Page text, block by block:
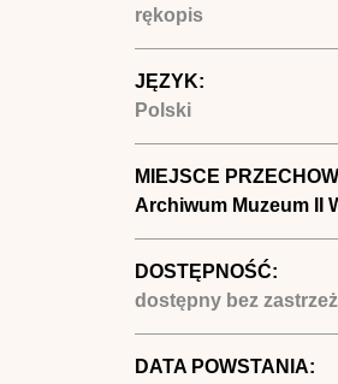
rękopis
JĘZYK:
Polski
MIEJSCE
Archiwum Muzeum II
DOSTĘPNOŚĆ:
dostępny bez
DATA POWSTANIA: